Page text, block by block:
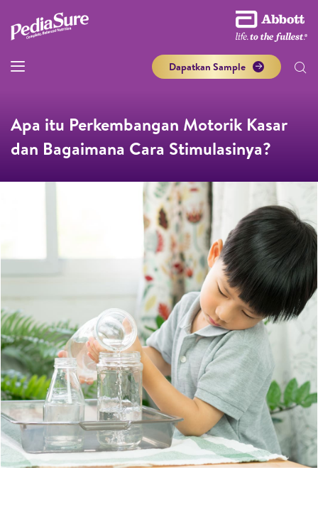
Dapatkan Sample
Apa itu Perkembangan Motorik Kasar
dan Bagaimana Cara Stimulasinya?